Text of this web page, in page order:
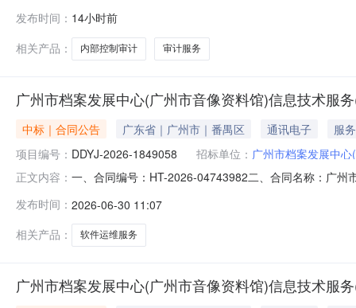
时间：2026-08-0616:33:30
发布时间： 14小时前
相关产品：
内部控制审计 审计服务
广州市档案发展中心(广州市音像资料馆)信息技术服
中标｜合同公告 广东省｜广州市｜番禺区 通讯电子
服务
项目编号： DDYJ-2026-1849058 招标单位： 广州市档案发展中
正文内容： 一、合同编号：HT-2026-04743982二、合同名称：广
_广州市_番禺区大学城档案馆路33号联系方式：020-
发布时间： 2026-06-30 11:07
相关产品：
软件运维服务
广州市档案发展中心(广州市音像资料馆)信息技术服